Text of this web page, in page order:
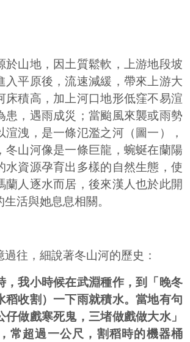
於山地，因土質鬆軟，上游地段坡
入平原後，流速減緩，帶來上游大
床積高，加上河口地形低窪不易渲
患，遇雨成災；當颱風來襲或雨勢
渲洩，是一條氾濫之河（圖一），
冬山河像是一條巨龍，蜿蜒在蘭陽
水資源孕育出多樣的自然生態，使
蘭人逐水而居，後來漢人也於此開
活與她息息相關。
往，細說著冬山河的歷史：
，我小時候在武淵種作，到「晚冬
稻收割）一下雨就積水。當地有句
仔做戲寒死鬼，三堵做戲做大水」
常超過一公尺，割稻時的機器桶